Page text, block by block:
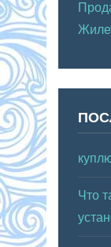
Что